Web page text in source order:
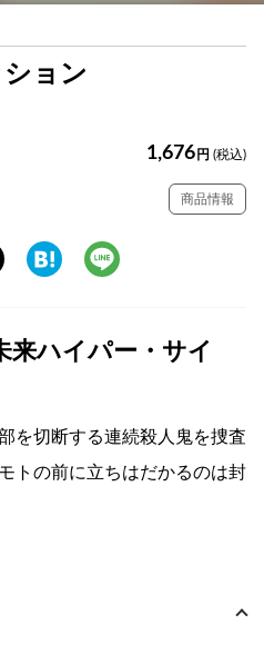
ョン
1,676 円 (税込)
商品情報
来ハイパー・サイ
を切断する連続殺人鬼を捜査
トの前に立ちはだかるのは封